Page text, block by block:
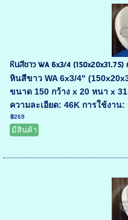
หินสีขาว WA 6x3/4 (150x20x31.75)
หินสีขาว WA 6x3/4"
ขนาด 150 กว้าง x 20 หนา x
ความละเอียด: 46K การใช้งาน:
฿269
มีสินค้า